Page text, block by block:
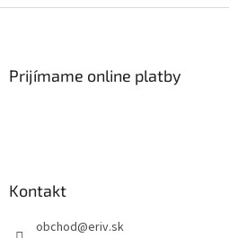
Prijímame online platby
Kontakt
obchod@eriv.sk